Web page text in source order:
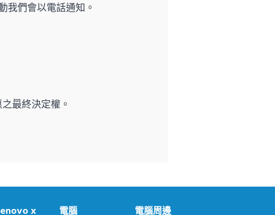
我們會以電話通知。
最終決定權。
x 電腦 電腦周邊